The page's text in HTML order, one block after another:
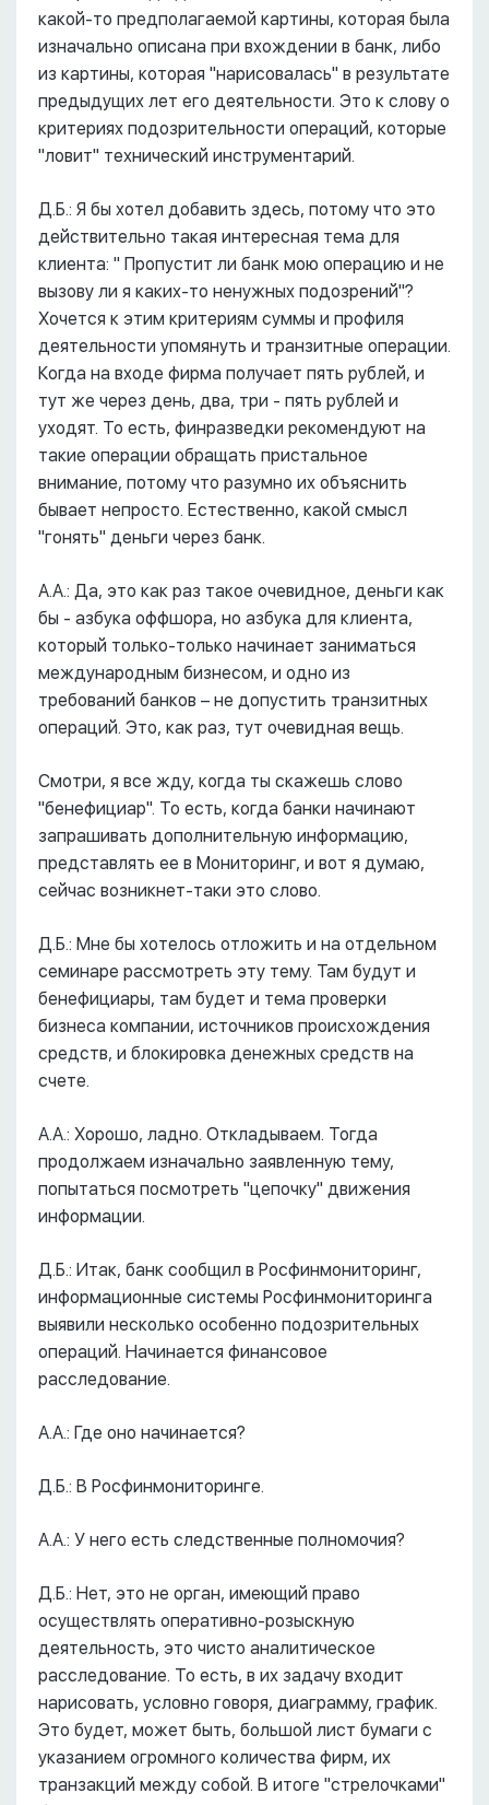
какой-то предполагаемой картины, которая была
изначально описана при вхождении в банк, либо
из картины, которая "нарисовалась" в результате
предыдущих лет его деятельности. Это к слову о
критериях подозрительности операций, которые
"ловит" технический инструментарий.
Д.Б.: Я бы хотел добавить здесь, потому что это
действительно такая интересная тема для
клиента: " Пропустит ли банк мою операцию и не
вызову ли я каких-то ненужных подозрений"?
Хочется к этим критериям суммы и профиля
деятельности упомянуть и транзитные операции.
Когда на входе фирма получает пять рублей, и
тут же через день, два, три - пять рублей и
уходят. То есть, финразведки рекомендуют на
такие операции обращать пристальное
внимание, потому что разумно их объяснить
бывает непросто. Естественно, какой смысл
"гонять" деньги через банк.
А.А.: Да, это как раз такое очевидное, деньги как
бы - азбука оффшора, но азбука для клиента,
который только-только начинает заниматься
международным бизнесом, и одно из
требований банков – не допустить транзитных
операций. Это, как раз, тут очевидная вещь.
Смотри, я все жду, когда ты скажешь слово
"бенефициар". То есть, когда банки начинают
запрашивать дополнительную информацию,
представлять ее в Мониторинг, и вот я думаю,
сейчас возникнет-таки это слово.
Д.Б.: Мне бы хотелось отложить и на отдельном
семинаре рассмотреть эту тему. Там будут и
бенефициары, там будет и тема проверки
бизнеса компании, источников происхождения
средств, и блокировка денежных средств на
счете.
А.А.: Хорошо, ладно. Откладываем. Тогда
продолжаем изначально заявленную тему,
попытаться посмотреть "цепочку" движения
информации.
Д.Б.: Итак, банк сообщил в Росфинмониторинг,
информационные системы Росфинмониторинга
выявили несколько особенно подозрительных
операций. Начинается финансовое
расследование.
А.А.: Где оно начинается?
Д.Б.: В Росфинмониторинге.
А.А.: У него есть следственные полномочия?
Д.Б.: Нет, это не орган, имеющий право
осуществлять оперативно-розыскную
деятельность, это чисто аналитическое
расследование. То есть, в их задачу входит
нарисовать, условно говоря, диаграмму, график.
Это будет, может быть, большой лист бумаги с
указанием огромного количества фирм, их
транзакций между собой. В итоге "стрелочками"